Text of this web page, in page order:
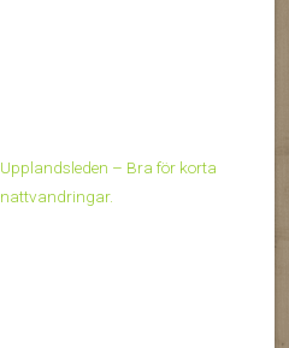
Upplandsleden – Bra för korta
nattvandringar.